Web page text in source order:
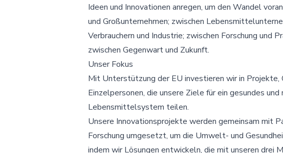
Ideen und Innovationen anregen, um den Wandel
und Großunternehmen; zwischen
Verbrauchern und Industrie; zwischen Forschung und
zwischen Gegenwart und Zukunft.
Unser Fokus
Mit Unterstützung der EU investieren wir in Projekte,
Einzelpersonen, die unsere Ziele für ein gesundes und
Lebensmittelsystem teilen.
Unsere Innovationsprojekte werden gemeinsam mit
Forschung umgesetzt, um die Umwelt- und
indem wir Lösungen entwickeln, die mit unseren drei